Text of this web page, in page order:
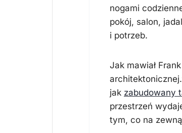
nogami
pokój, salon,
i potrzeb.
Jak mawiał
jak zabudowany
przestrzeń
tym, co na